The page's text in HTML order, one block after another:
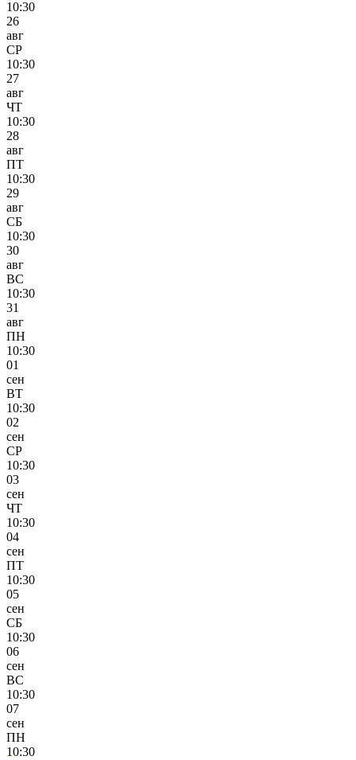
10:30
26
авг
СР
10:30
27
авг
ЧТ
10:30
28
авг
ПТ
10:30
29
авг
СБ
10:30
30
авг
ВС
10:30
31
авг
ПН
10:30
01
сен
ВТ
10:30
02
сен
СР
10:30
03
сен
ЧТ
10:30
04
сен
ПТ
10:30
05
сен
СБ
10:30
06
сен
ВС
10:30
07
сен
ПН
10:30